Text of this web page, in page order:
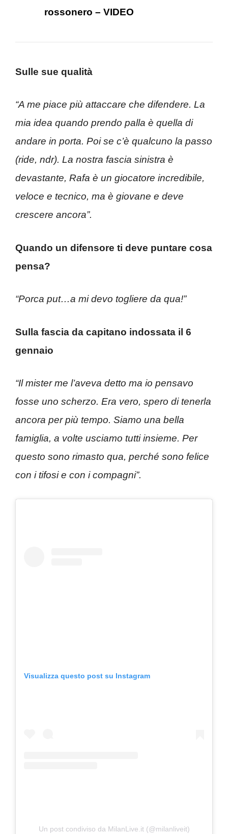
rossonero – VIDEO
Sulle sue qualità
“A me piace più attaccare che difendere. La
mia idea quando prendo palla è quella di
andare in porta. Poi se c’è qualcuno la passo
(ride, ndr). La nostra fascia sinistra è
devastante, Rafa è un giocatore incredibile,
veloce e tecnico, ma è giovane e deve
crescere ancora”.
Quando un difensore ti deve puntare cosa
pensa?
“Porca put…a mi devo togliere da qua!”
Sulla fascia da capitano indossata il 6
gennaio
“Il mister me l’aveva detto ma io pensavo
fosse uno scherzo. Era vero, spero di tenerla
ancora per più tempo. Siamo una bella
famiglia, a volte usciamo tutti insieme. Per
questo sono rimasto qua, perché sono felice
con i tifosi e con i compagni”.
Visualizza questo post su Instagram
Un post condiviso da MilanLive.it (@milanliveit)